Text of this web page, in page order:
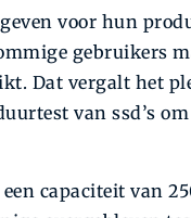
voor hun
gebruikers
Dat vergalt het
van ssd’s
capaciteit van